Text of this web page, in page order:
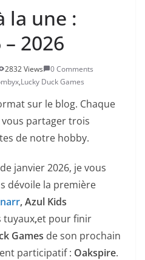
la une :
2026
2832 Views
0 Comments
,Lucky Duck Games
sur le blog. Chaque
partager trois
de notre hobby.
janvier 2026, je vous
dévoile la première
, Azul Kids
tuyaux,et pour finir
Games de son prochain
participatif : Oakspire.